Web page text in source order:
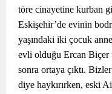
töre cinayetine kurban
Eskişehir’de evinin
yaşındaki iki çocuk
evli olduğu Ercan Biçer
sonra ortaya çıktı.
diye haykırırken, eski